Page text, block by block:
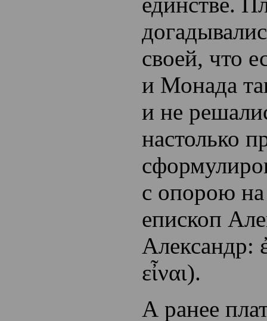
своей, что
и Монада
и не
настолько
с опорою
епископ
Александр:
εἶναι).
А ранее